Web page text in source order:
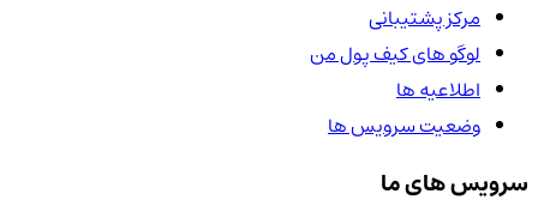
مرکز پشتیبانی
لوگو های کیف پول من
اطلاعیه ها
وضعیت سرویس ها
سرویس های ما